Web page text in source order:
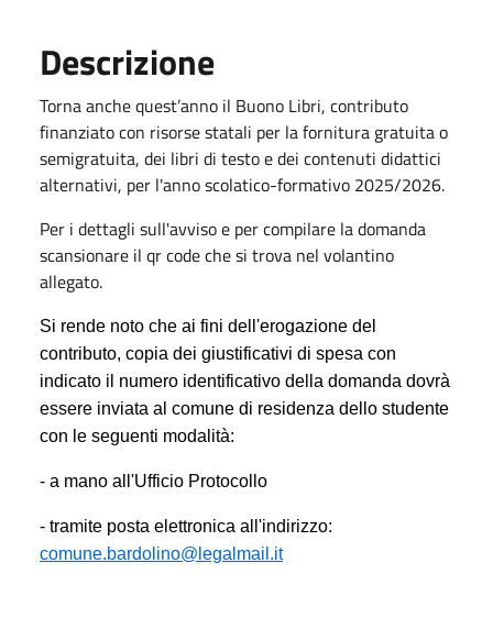
Descrizione
Torna anche quest’anno il Buono Libri, contributo
finanziato con risorse statali per la fornitura gratuita o
semigratuita, dei libri di testo e dei contenuti didattici
alternativi, per l'anno scolatico-formativo 2025/2026.
Per i dettagli sull'avviso e per compilare la domanda
scansionare il qr code che si trova nel volantino
allegato.
Si rende noto che ai fini dell'erogazione del
contributo, copia dei giustificativi di spesa con
indicato il numero identificativo della domanda dovrà
essere inviata al comune di residenza dello studente
con le seguenti modalità:
- a mano all'Ufficio Protocollo
- tramite posta elettronica all'indirizzo:
comune.bardolino@legalmail.it